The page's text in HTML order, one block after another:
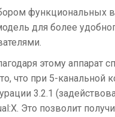
для более
этому аппарат
что при 5-
3.2.1
Это позволит